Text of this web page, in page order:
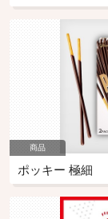
商品
ポッキー 極細